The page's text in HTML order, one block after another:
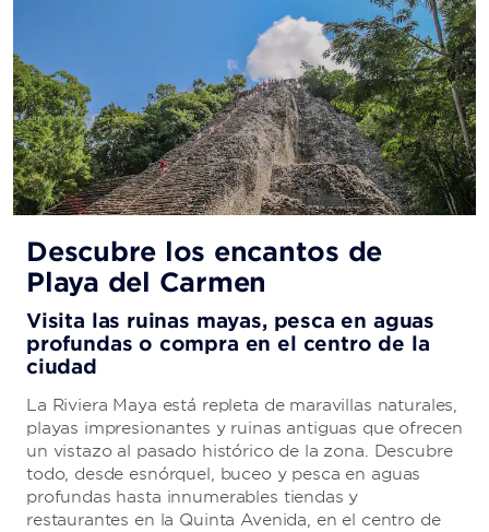
Vacaciones all-inclusive
Todo lo que necesitas para disfrutar de
una escapada sin preocupaciones
Disfruta de una estadía sin estrés con nuestro
paquete all-inclusive, que incluye desde deliciosos
platos y cocteles hasta servicio de cobertura y
entretenimiento de primera categoría.
CONOCE MÁS
Descubre los encantos de
Playa del Carmen
Visita las ruinas mayas, pesca en aguas
profundas o compra en el centro de la
ciudad
La Riviera Maya está repleta de maravillas naturales,
playas impresionantes y ruinas antiguas que ofrecen
un vistazo al pasado histórico de la zona. Descubre
todo, desde esnórquel, buceo y pesca en aguas
profundas hasta innumerables tiendas y
restaurantes en la Quinta Avenida, en el centro de